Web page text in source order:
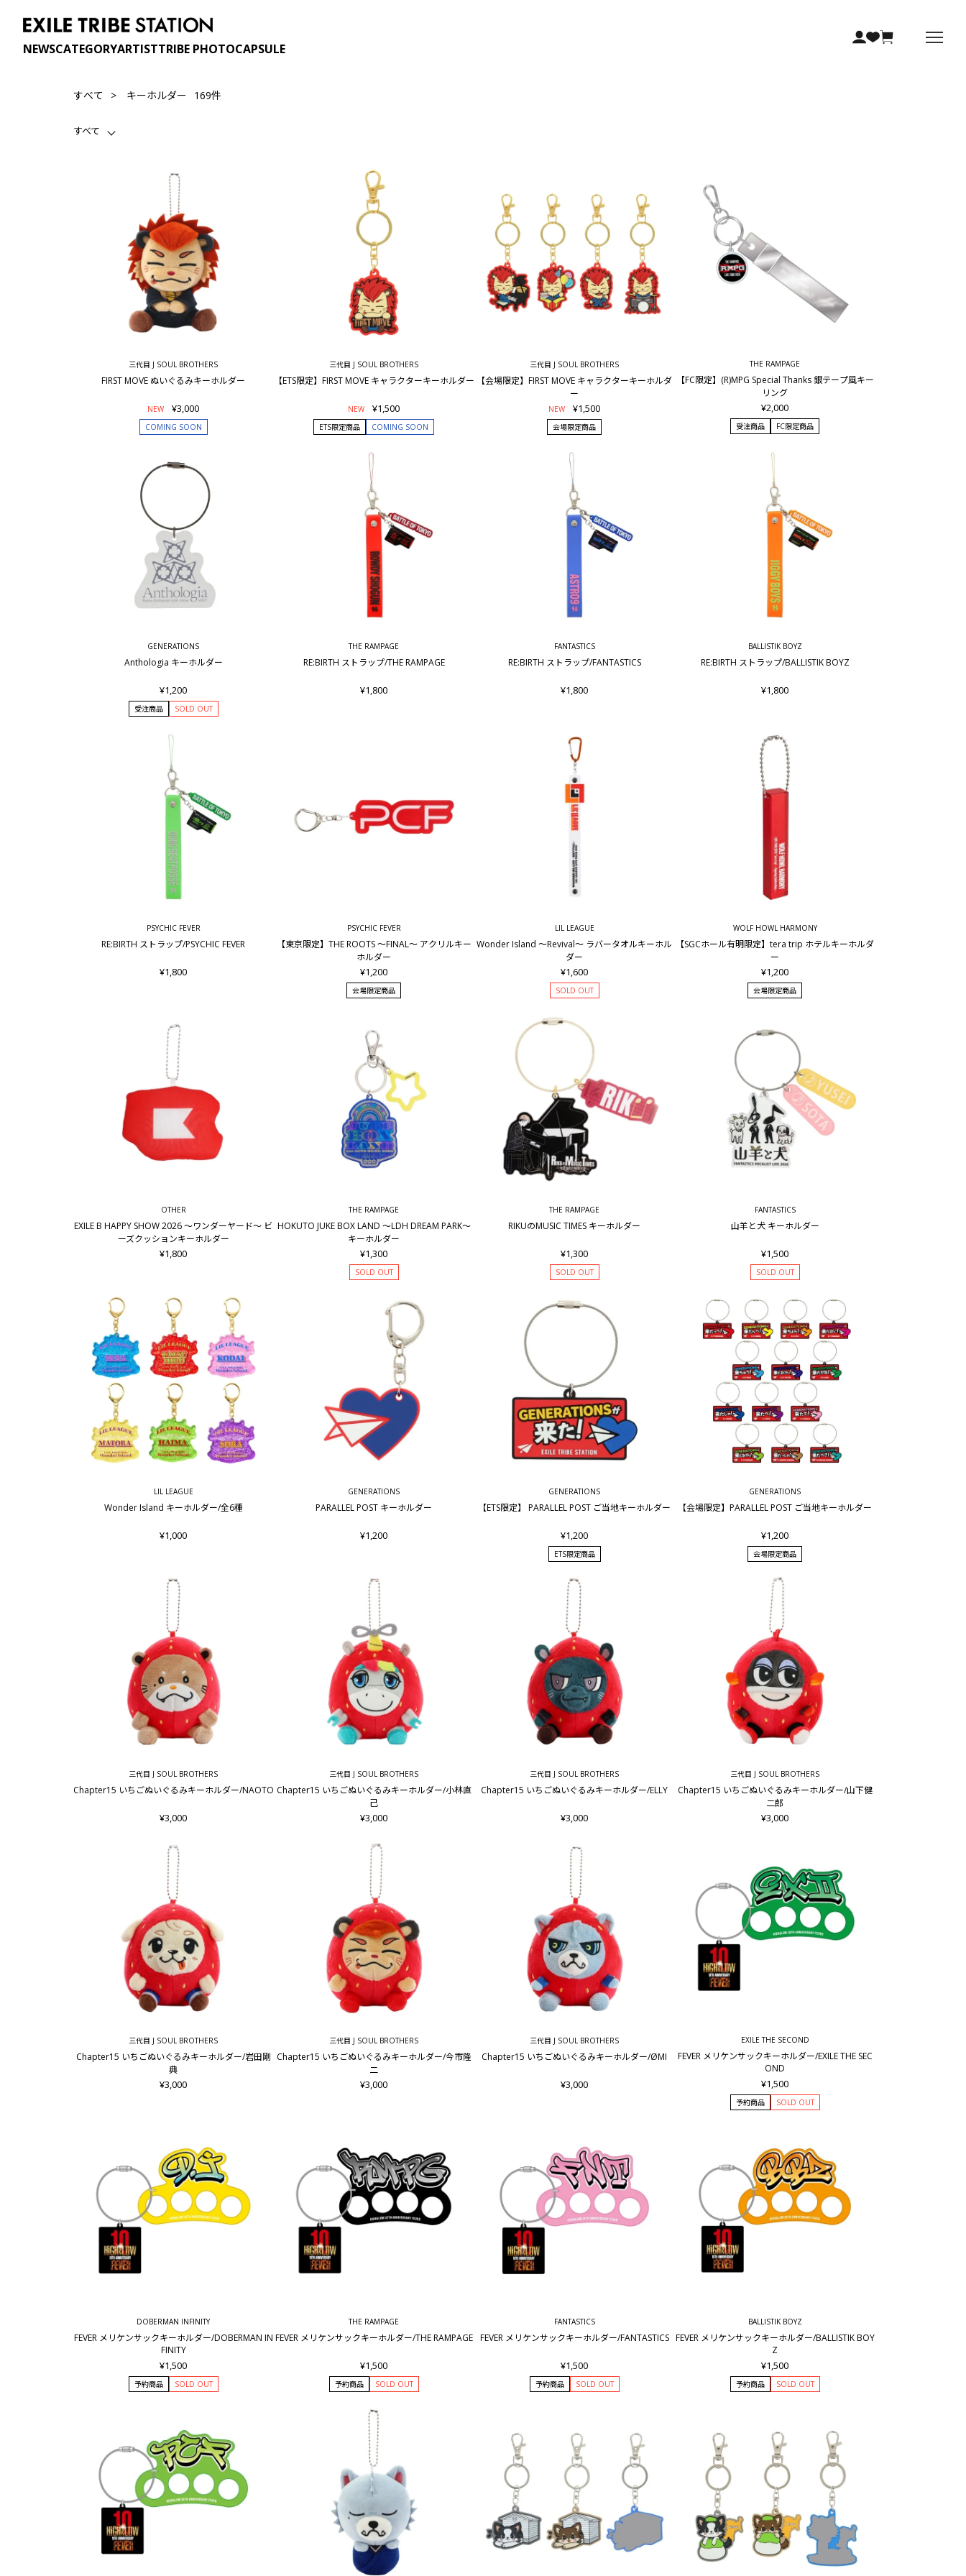
NEWSCATEGORYARTISTTRIBE PHOTOCAPSULE
すべて キーホルダー 169件
すべて
三代目 J SOUL BROTHERS
FIRST MOVE ぬいぐるみキーホルダー
NEW ¥3,000
COMING SOON
三代目 J SOUL BROTHERS
【ETS限定】FIRST MOVE キャラクターキーホルダー
NEW ¥1,500
ETS限定商品 COMING SOON
三代目 J SOUL BROTHERS
【会場限定】FIRST MOVE キャラクターキーホルダ
ー
NEW ¥1,500
会場限定商品
THE RAMPAGE
【FC限定】(R)MPG Special Thanks 銀テープ風キー
リング
¥2,000
受注商品 FC限定商品
GENERATIONS
Anthologia キーホルダー
¥1,200
受注商品 SOLD OUT
THE RAMPAGE
RE:BIRTH ストラップ/THE RAMPAGE
¥1,800
FANTASTICS
RE:BIRTH ストラップ/FANTASTICS
¥1,800
BALLISTIK BOYZ
RE:BIRTH ストラップ/BALLISTIK BOYZ
¥1,800
PSYCHIC FEVER
RE:BIRTH ストラップ/PSYCHIC FEVER
¥1,800
PSYCHIC FEVER
【東京限定】THE ROOTS ～FINAL～ アクリルキー
ホルダー
¥1,200
会場限定商品
LIL LEAGUE
Wonder Island ～Revival～ ラバータオルキーホル
ダー
¥1,600
SOLD OUT
WOLF HOWL HARMONY
【SGCホール有明限定】tera trip ホテルキーホルダ
ー
¥1,200
会場限定商品
OTHER
EXILE B HAPPY SHOW 2026 ～ワンダーヤード～ ビ
ーズクッションキーホルダー
¥1,800
THE RAMPAGE
HOKUTO JUKE BOX LAND ～LDH DREAM PARK～
キーホルダー
¥1,300
SOLD OUT
THE RAMPAGE
RIKUのMUSIC TIMES キーホルダー
¥1,300
SOLD OUT
FANTASTICS
山羊と犬 キーホルダー
¥1,500
SOLD OUT
LIL LEAGUE
Wonder Island キーホルダー/全6種
¥1,000
GENERATIONS
PARALLEL POST キーホルダー
¥1,200
GENERATIONS
【ETS限定】 PARALLEL POST ご当地キーホルダー
¥1,200
ETS限定商品
GENERATIONS
【会場限定】PARALLEL POST ご当地キーホルダー
¥1,200
会場限定商品
三代目 J SOUL BROTHERS
Chapter15 いちごぬいぐるみキーホルダー/NAOTO
¥3,000
三代目 J SOUL BROTHERS
Chapter15 いちごぬいぐるみキーホルダー/小林直
己
¥3,000
三代目 J SOUL BROTHERS
Chapter15 いちごぬいぐるみキーホルダー/ELLY
¥3,000
三代目 J SOUL BROTHERS
Chapter15 いちごぬいぐるみキーホルダー/山下健
二郎
¥3,000
三代目 J SOUL BROTHERS
Chapter15 いちごぬいぐるみキーホルダー/岩田剛
典
¥3,000
三代目 J SOUL BROTHERS
Chapter15 いちごぬいぐるみキーホルダー/今市隆
二
¥3,000
三代目 J SOUL BROTHERS
Chapter15 いちごぬいぐるみキーホルダー/ØMI
¥3,000
EXILE THE SECOND
FEVER メリケンサックキーホルダー/EXILE THE SEC
OND
¥1,500
予約商品 SOLD OUT
DOBERMAN INFINITY
FEVER メリケンサックキーホルダー/DOBERMAN IN
FINITY
¥1,500
予約商品 SOLD OUT
THE RAMPAGE
FEVER メリケンサックキーホルダー/THE RAMPAGE
¥1,500
予約商品 SOLD OUT
FANTASTICS
FEVER メリケンサックキーホルダー/FANTASTICS
¥1,500
予約商品 SOLD OUT
BALLISTIK BOYZ
FEVER メリケンサックキーホルダー/BALLISTIK BOY
Z
¥1,500
予約商品 SOLD OUT